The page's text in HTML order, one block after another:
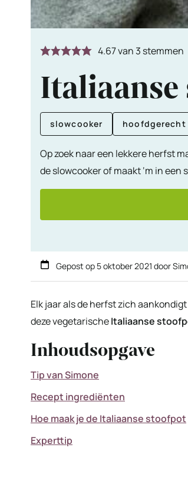
4.67van 3 stemmen
slowcooker hoofdgerecht
Op zoek naar een lekkere herfst
de slowcooker of maakt ‘m in
Gepost op 5 oktober 2021 door
Elk jaar als de herfst zich
deze vegetarischeItaliaanse
Inhoudsopgave
Tip van Simone
Recept ingrediënten
Hoe maak je de Italiaanse stoofpot
Experttip